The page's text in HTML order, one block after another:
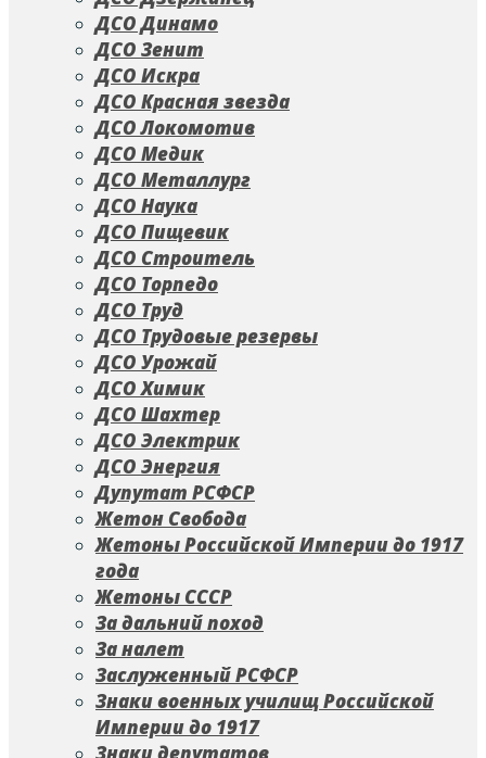
ДСО Динамо
ДСО Зенит
ДСО Искра
ДСО Красная звезда
ДСО Локомотив
ДСО Медик
ДСО Металлург
ДСО Наука
ДСО Пищевик
ДСО Строитель
ДСО Торпедо
ДСО Труд
ДСО Трудовые резервы
ДСО Урожай
ДСО Химик
ДСО Шахтер
ДСО Электрик
ДСО Энергия
Дупутат РСФСР
Жетон Свобода
Жетоны Российской Империи до 1917
года
Жетоны СССР
За дальний поход
За налет
Заслуженный РСФСР
Знаки военных училищ Российской
Империи до 1917